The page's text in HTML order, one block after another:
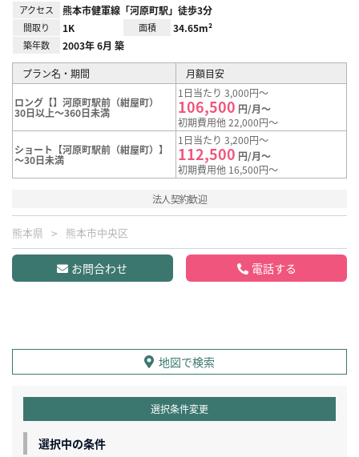
アクセス 熊本市健軍線「河原町駅」徒歩3分
間取り 1K 面積 34.65m²
築年数 2003年 6月 築
プラン名・期間 月額目安
ロング【】河原町駅前（紺屋町）
30日以上～360日未満
1日当たり 3,000円～
106,500 円/月～
初期費用他 22,000円～
ショート【河原町駅前（紺屋町）】
～30日未満
1日当たり 3,200円～
112,500 円/月～
初期費用他 16,500円～
法人契約歓迎
熊本県 熊本市中央区
お問合わせ 電話する
地図で検索
選択条件変更
選択中の条件